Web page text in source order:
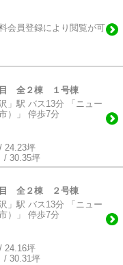
会員登録により閲覧が可
目 全２棟 １号棟
」駅 バス13分 「ニュー
）」 停歩7分
24.23坪
/ 30.35坪
目 全２棟 ２号棟
」駅 バス13分 「ニュー
）」 停歩7分
24.16坪
/ 30.31坪